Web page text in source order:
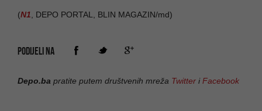
(N1 , DEPO PORTAL, BLIN MAGAZIN/md)
PODIJELI NA
Depo.ba pratite putem društvenih mreža Twitter iFacebook